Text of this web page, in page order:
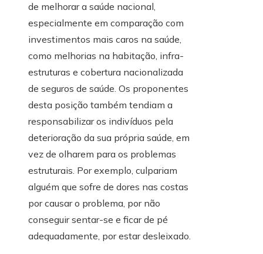
de melhorar a saúde nacional,
especialmente em comparação com
investimentos mais caros na saúde,
como melhorias na habitação, infra-
estruturas e cobertura nacionalizada
de seguros de saúde. Os proponentes
desta posição também tendiam a
responsabilizar os indivíduos pela
deterioração da sua própria saúde, em
vez de olharem para os problemas
estruturais. Por exemplo, culpariam
alguém que sofre de dores nas costas
por causar o problema, por não
conseguir sentar-se e ficar de pé
adequadamente, por estar desleixado.